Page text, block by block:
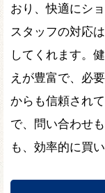
おり、快適にシ
スタッフの対応
してくれます。
えが豊富で、必
からも信頼され
で、問い合わせ
も、効率的に買